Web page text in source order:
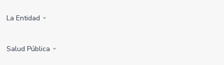
La Entidad
Salud Pública